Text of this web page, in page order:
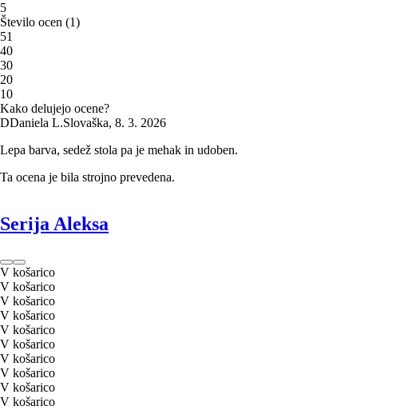
5
Število ocen (1)
51
40
30
20
10
Kako delujejo ocene?
DDaniela L.Slovaška, 8. 3. 2026
Lepa barva, sedež stola pa je mehak in udoben.
Ta ocena je bila strojno prevedena.
Serija Aleksa
V košarico
V košarico
V košarico
V košarico
V košarico
V košarico
V košarico
V košarico
V košarico
V košarico